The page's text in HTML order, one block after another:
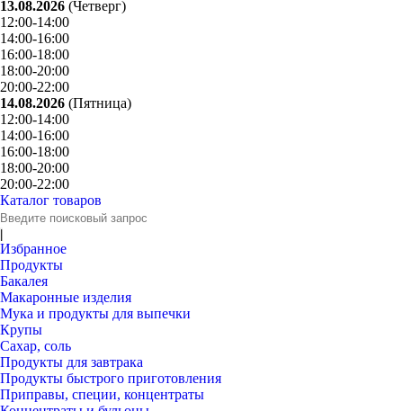
13.08.2026 (Четверг)
12:00-14:00
14:00-16:00
16:00-18:00
18:00-20:00
20:00-22:00
14.08.2026 (Пятница)
12:00-14:00
14:00-16:00
16:00-18:00
18:00-20:00
20:00-22:00
Каталог товаров
Избранное
Продукты
Бакалея
Макаронные изделия
Мука и продукты для выпечки
Крупы
Сахар, соль
Продукты для завтрака
Продукты быстрого приготовления
Приправы, специи, концентраты